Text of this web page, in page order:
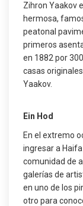
Zihron Yaakov
hermosa,
peatonal
primeros
en 1882 por
casas
Yaakov.
Ein Hod
En el extremo
ingresar a
comunidad de
galerías de
en uno de los
otro para